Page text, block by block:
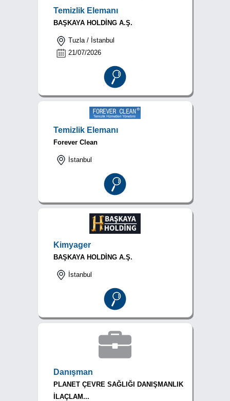
Temizlik Elemanı
BAŞKAYA HOLDİNG A.Ş.
Tuzla / İstanbul
21/07/2026
Temizlik Elemanı
Forever Clean
İstanbul
Kimyager
BAŞKAYA HOLDİNG A.Ş.
İstanbul
Danışman
PLANET ÇEVRE SAĞLIĞI DANIŞMANLIK
İLAÇLAM...